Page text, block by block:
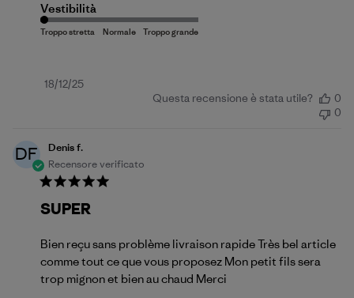
Vestibilità
Data
18/12/25
Questa recensione è stata utile?
0
0
DF
Denis f.
Recensore verificato
SUPER
Bien reçu sans problème livraison rapide Très bel article
comme tout ce que vous proposez Mon petit fils sera
trop mignon et bien au chaud Merci